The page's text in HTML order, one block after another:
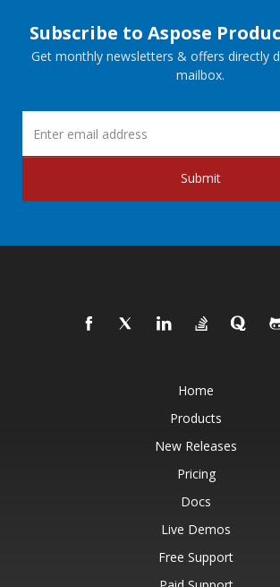
Subscribe to Aspose
Get monthly newsletters & offers directly
mailbox.
Submit
Home
Products
New Releases
Pricing
Docs
Live Demos
Free Support